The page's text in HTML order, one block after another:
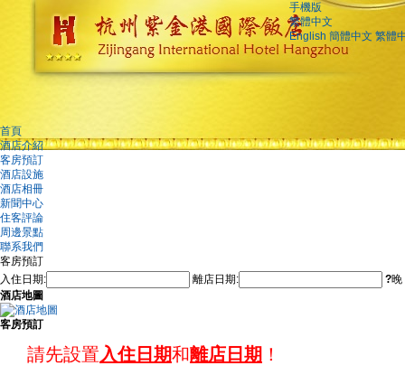
手機版
繁體中文
English 簡體中文 繁體
首頁
酒店介紹
客房預訂
酒店設施
酒店相冊
新聞中心
住客評論
周邊景點
聯系我們
客房預訂
入住日期:
離店日期: ?晚
酒店地圖
客房預訂
請先設置入住日期和離店日期 ！